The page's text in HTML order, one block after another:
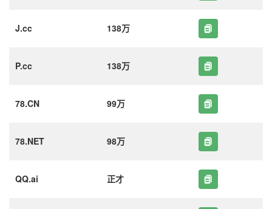
J.cc 138万
P.cc 138万
78.CN 99万
78.NET 98万
QQ.ai 正才